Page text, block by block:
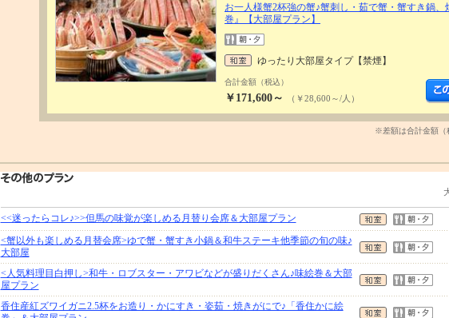
お一人様蟹2杯強の蟹♪蟹刺し・茹で蟹・蟹すき鍋、
巻』【大部屋プラン】
ゆったり大部屋タイプ【禁煙】
合計金額（税込）
￥171,600～ （￥28,600～/人）
※差額は合計金額（
<<迷ったらコレ♪>>但馬の味覚が楽しめる月替り会席＆大部屋プラン
<蟹以外も楽しめる月替会席>ゆで蟹・蟹すき小鍋＆和牛ステーキ他季節の旬の味♪
大部屋
<人気料理目白押し>和牛・ロブスター・アワビなどが盛りだくさん♪味絵巻＆大部
屋プラン
香住産紅ズワイガニ2.5杯をお造り・かにすき・姿茹・焼きがにで♪「香住かに絵